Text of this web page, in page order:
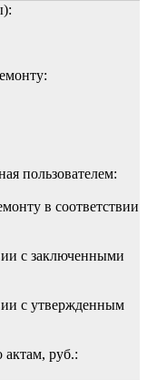
пользователем:
в соответствии
с заключенными
с утвержденным
актам, руб.: